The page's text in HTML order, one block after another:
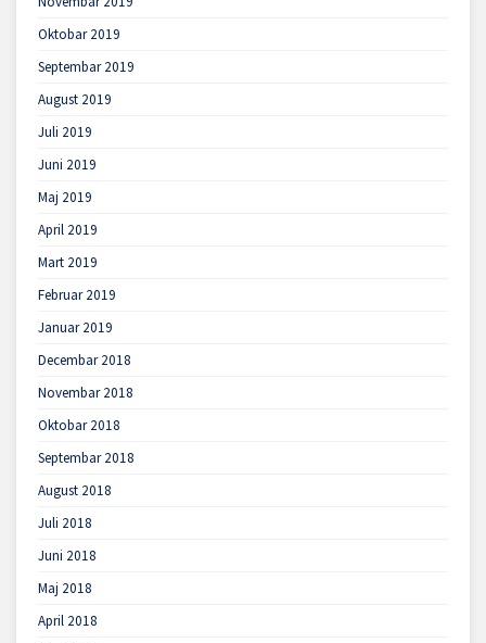
Oktobar 2019
Septembar 2019
August 2019
Juli 2019
Juni 2019
Maj 2019
April 2019
Mart 2019
Februar 2019
Januar 2019
Decembar 2018
Novembar 2018
Oktobar 2018
Septembar 2018
August 2018
Juli 2018
Juni 2018
Maj 2018
April 2018